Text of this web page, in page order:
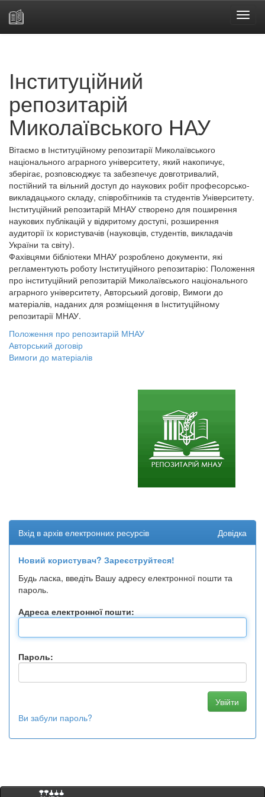
Інституційний
репозитарій
Миколаївського НАУ
Вітаємо в Інституційному репозитарії Миколаївського
національного аграрного університету, який накопичує,
зберігає, розповсюджує та забезпечує довготривалий,
постійний та вільний доступ до наукових робіт професорсько-
викладацького складу, співробітників та студентів Університету.
Інституційний репозитарій МНАУ створено для поширення
наукових публікацій у відкритому доступі, розширення
аудиторії їх користувачів (науковців, студентів, викладачів
України та світу).
Фахівцями бібліотеки МНАУ розроблено документи, які
регламентують роботу Інституційного репозитарію: Положення
про інституційний репозитарій Миколаївського національного
аграрного університету, Авторський договір, Вимоги до
матеріалів, наданих для розміщення в Інституційному
репозитарії МНАУ.
Положення про репозитарій МНАУ
Авторський договір
Вимоги до матеріалів
Вхід в архів електронних ресурсів Довідка
Новий користувач? Зареєструйтеся!
Будь ласка, введіть Вашу адресу електронної пошти та
пароль.
Адреса електронної пошти:
Пароль:
Ви забули пароль?